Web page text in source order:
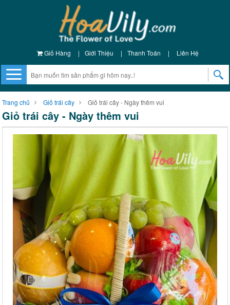
Giỏ Hàng | Giới Thiệu | Thanh Toán | Liên Hệ
Trang chủ Giỏ trái cây Giỏ trái cây - Ngày thêm vui
Giỏ trái cây - Ngày thêm vui